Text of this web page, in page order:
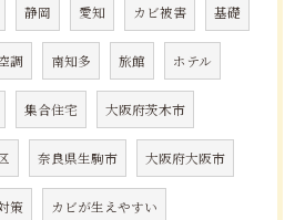
静岡 愛知 カビ被害 基礎
調 南知多 旅館 ホテル
集合住宅 大阪府茨木市
奈良県生駒市 大阪府大阪市
策 カビが生えやすい